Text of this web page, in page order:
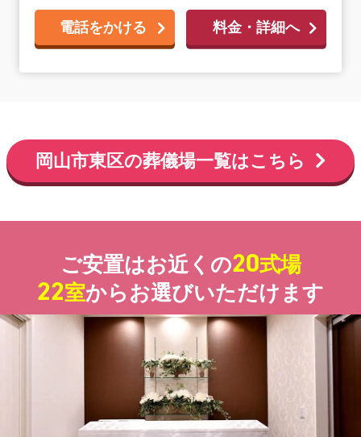
電話をかける 料金・詳細へ
岡山市東区の葬儀場一覧はこちら
ご安置はお近くの20式場
22室からお選びいただけます